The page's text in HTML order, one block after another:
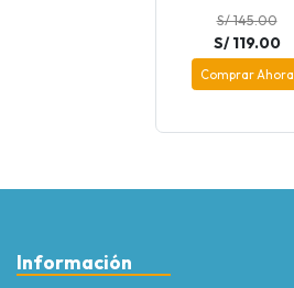
S/ 145.00
S/ 119.00
Comprar Ahora
Información